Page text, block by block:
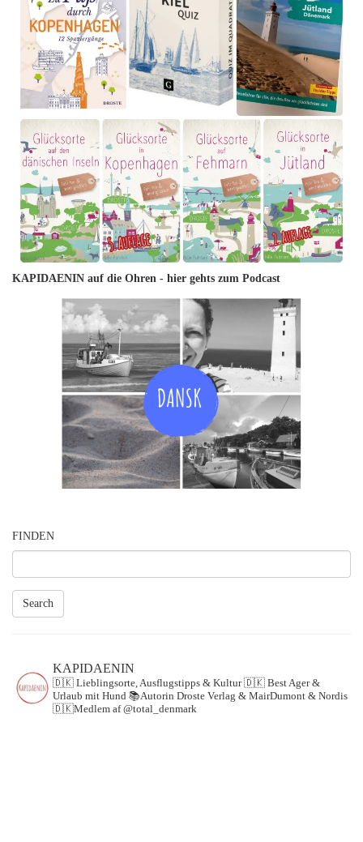
KAPIDAENIN auf die Ohren - hier gehts zum Podcast
FINDEN
Search
KAPIDAENIN
🇩🇰 Lieblingsorte, Ausflugstipps & Kultur🇩🇰 Best Ager &
Urlaub mit Hund 📚Autorin Droste Verlag & MairDumont & Nordis
🇩🇰Medlem af @total_denmark